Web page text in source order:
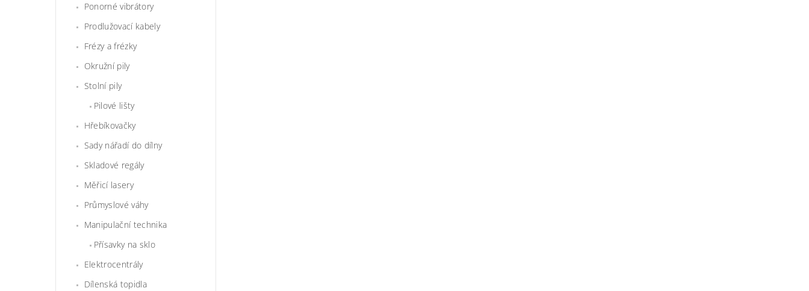
Ponorné vibrátory
Prodlužovací kabely
Frézy a frézky
Okružní pily
Stolní pily
Pilové lišty
Hřebíkovačky
Sady nářadí do dílny
Skladové regály
Měřicí lasery
Průmyslové váhy
Manipulační technika
Přísavky na sklo
Elektrocentrály
Dílenská topidla